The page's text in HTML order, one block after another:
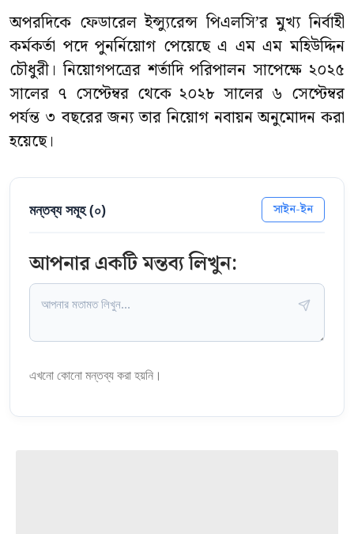
অপরদিকে ফেডারেল ইন্স্যুরেন্স পিএলসি’র মুখ্য নির্বাহী
কর্মকর্তা পদে পুনর্নিয়োগ পেয়েছে এ এম এম মহিউদ্দিন
চৌধুরী। নিয়োগপত্রের শর্তাদি পরিপালন সাপেক্ষে ২০২৫
সালের ৭ সেপ্টেম্বর থেকে ২০২৮ সালের ৬ সেপ্টেম্বর
পর্যন্ত ৩ বছরের জন্য তার নিয়োগ নবায়ন অনুমোদন করা
হয়েছে।
মন্তব্য সমূহ (০) সাইন-ইন
আপনার একটি মন্তব্য লিখুন:
এখনো কোনো মন্তব্য করা হয়নি।